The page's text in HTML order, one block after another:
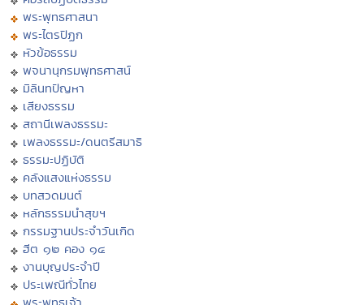
พระพุทธศาสนา
พระไตรปิฏก
หัวข้อธรรม
พจนานุกรมพุทธศาสน์
มิลินทปัญหา
เสียงธรรม
สถานีเพลงธรรมะ
เพลงธรรมะ/ดนตรีสมาธิ
ธรรมะปฏิบัติ
คลังแสงแห่งธรรม
บทสวดมนต์
หลักธรรมนำสุขฯ
กรรมฐานประจำวันเกิด
ฮีต ๑๒ คอง ๑๔
งานบุญประจำปี
ประเพณีทั่วไทย